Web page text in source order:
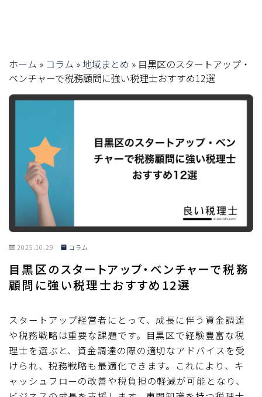
ホーム » コラム » 地域まとめ » 目黒区のスタートアップ・
ベンチャーで税務顧問に強い税理士おすすめ12選
2025.10.29 コラム
目黒区のスタートアップ・ベンチャーで税務
顧問に強い税理士おすすめ12選
スタートアップ経営者にとって、成長に伴う資金調達
や税務戦略は重要な課題です。目黒区で経験豊富な税
理士を選ぶと、資金調達の際の適切なアドバイスを受
けられ、税務戦略も最適化できます。これにより、キ
ャッシュフローの改善や税負担の軽減が可能となり、